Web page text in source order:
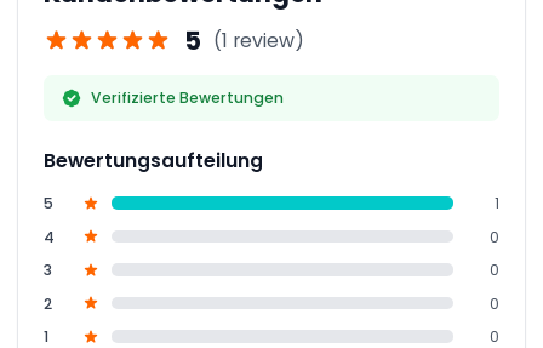
5 (1 review)
Verifizierte Bewertungen
Bewertungsaufteilung
5
1
4
0
3
0
2
0
1
0